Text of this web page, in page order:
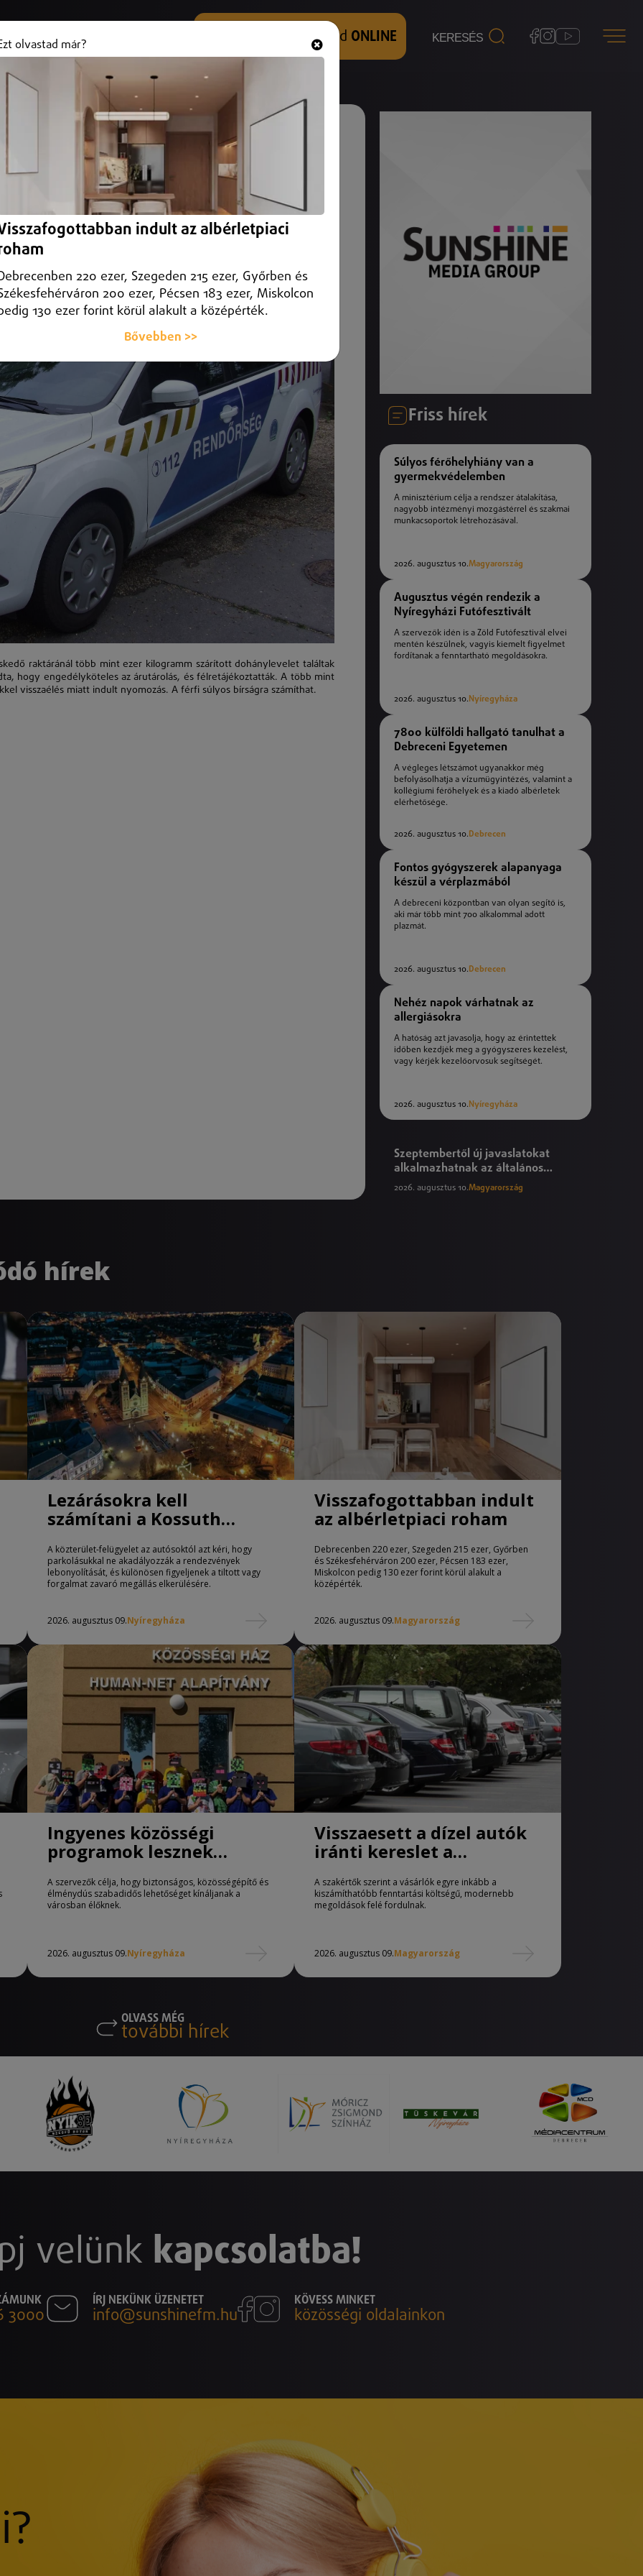
+36 (20) 316 3000 Hallgasd és nézd ONLINE
nélküli dohányra csaptak le
raktáránál több mint ezer kilogramm szárított dohánylevelet
raktáránál több mint ezer kilogramm szárított dohánylevelet találtak
hogy engedélyköteles az árutárolás, és félretájékoztatták. A több mint
visszaélés miatt indult nyomozás. A férfi súlyos bírságra számíthat.
Friss hírek
Súlyos férőhelyhiány van a
gyermekvédelemben
A minisztérium célja a rendszer átalakítása,
nagyobb intézményi mozgástérrel és szakmai
munkacsoportok létrehozásával.
2026. augusztus 10.Magyarország
Augusztus végén rendezik a
Nyíregyházi Futófesztivált
A szervezők idén is a Zöld Futófesztivál elvei
mentén készülnek, vagyis kiemelt figyelmet
fordítanak a fenntartható megoldásokra.
2026. augusztus 10. Nyíregyháza
7800 külföldi hallgató tanulhat a
Debreceni Egyetemen
A végleges létszámot ugyanakkor még
befolyásolhatja a vízumügyintézés, valamint a
kollégiumi férőhelyek és a kiadó albérletek
elérhetősége.
2026. augusztus 10.Debrecen
Fontos gyógyszerek alapanyaga
készül a vérplazmából
A debreceni központban van olyan segítő is,
aki már több mint 700 alkalommal adott
plazmát.
2026. augusztus 10.Debrecen
Nehéz napok várhatnak az
allergiásokra
A hatóság azt javasolja, hogy az érintettek
időben kezdjék meg a gyógyszeres kezelést,
vagy kérjék kezelőorvosuk segítségét.
2026. augusztus 10. Nyíregyháza
Szeptembertől új javaslatokat
alkalmazhatnak az általános
iskolák
2026. augusztus 10.Magyarország
hírek
Lezárásokra kell
számítani a Kossuth
A közterület-felügyelet az autósoktól azt kéri, hogy
parkolásukkal ne akadályozzák a rendezvények
lebonyolítását, és különösen figyeljenek a tiltott vagy
forgalmat zavaró megállás elkerülésére.
2026. augusztus 09.Nyíregyháza
Visszafogottabban indult
az albérletpiaci roham
Debrecenben 220 ezer, Szegeden 215 ezer, Győrben
és Székesfehérváron 200 ezer, Pécsen 183 ezer,
Miskolcon pedig 130 ezer forint körül alakult a
középérték.
2026. augusztus 09.Magyarország
Ingyenes közösségi
programok lesznek
Nyíregyházán
A szervezők célja, hogy biztonságos, közösségépítő és
élménydús szabadidős lehetőséget kínáljanak a
városban élőknek.
2026. augusztus 09.Nyíregyháza
Visszaesett a dízel autók
iránti kereslet a
A szakértők szerint a vásárlók egyre inkább a
kiszámíthatóbb fenntartási költségű, modernebb
megoldások felé fordulnak.
2026. augusztus 09.Magyarország
OLVASS MÉG
további hírek
velünk kapcsolatba!
3000
ÍRJ NEKÜNK ÜZENETET
info@sunshinefm.hu
KÖVESS MINKET
közösségi oldalainkon
olvastad már?
indult az albérletpiaci
220 ezer, Szegeden 215 ezer, Győrben és
200 ezer, Pécsen 183 ezer, Miskolcon
130 ezer forint körül alakult a középérték.
Bővebben >>